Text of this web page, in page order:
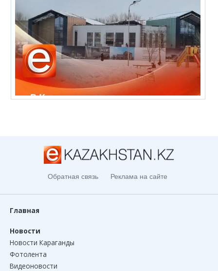
Обратная связь Реклама на сайте
Главная
Новости
Новости Караганды
Фотолента
Видеоновости